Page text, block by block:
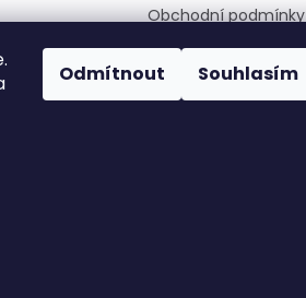
Odmítnout Souhlasím
Obchodní podmínky
osobních údajů